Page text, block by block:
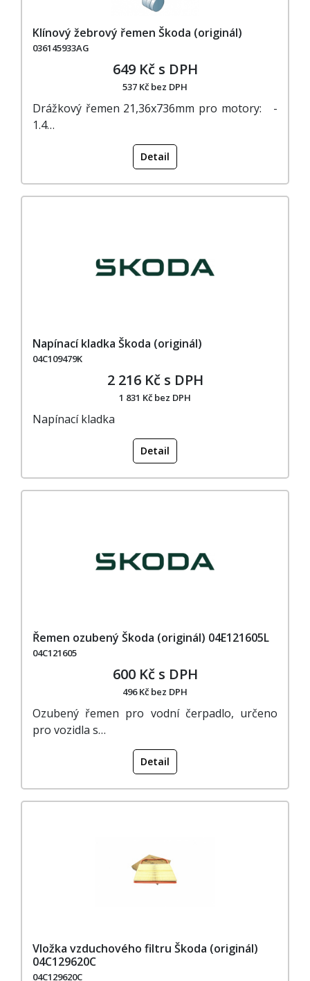
Klínový žebrový řemen Škoda (originál)
036145933AG
649 Kč s DPH
537 Kč bez DPH
Drážkový řemen 21,36x736mm pro motory: -
1.4…
Detail
Napínací kladka Škoda (originál)
04C109479K
2 216 Kč s DPH
1 831 Kč bez DPH
Napínací kladka
Detail
Řemen ozubený Škoda (originál) 04E121605L
04C121605
600 Kč s DPH
496 Kč bez DPH
Ozubený řemen pro vodní čerpadlo, určeno
pro vozidla s…
Detail
Vložka vzduchového filtru Škoda (originál)
04C129620C
04C129620C